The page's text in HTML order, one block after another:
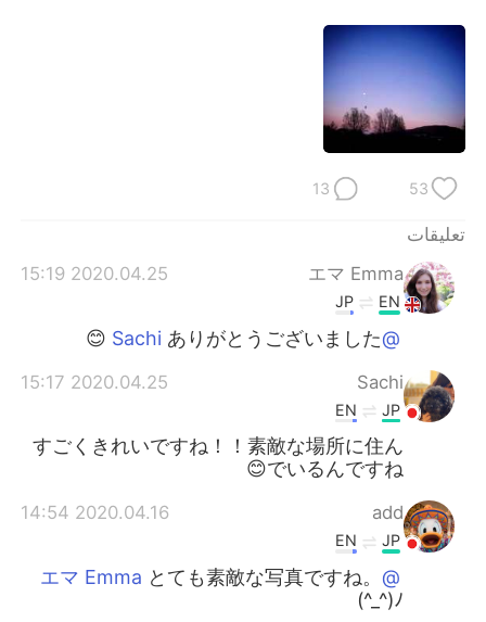
53
13
تعليقات
エマ Emma
2020.04.25 15:19
EN
JP
@Sachi
ありがとうございました 😊
Sachi
2020.04.25 15:17
JP
EN
すごくきれいですね！！素敵な場所に住ん
でいるんですね😊
add
2020.04.16 14:54
JP
EN
@エマ Emma
とても素敵な写真ですね。
(^_^)ﾉ